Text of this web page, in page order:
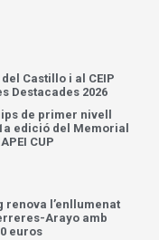
Castillo i al CEIP
Destacades 2026
de primer nivell
edició del Memorial
CUP
renova l’enllumenat
Arayo amb
euros